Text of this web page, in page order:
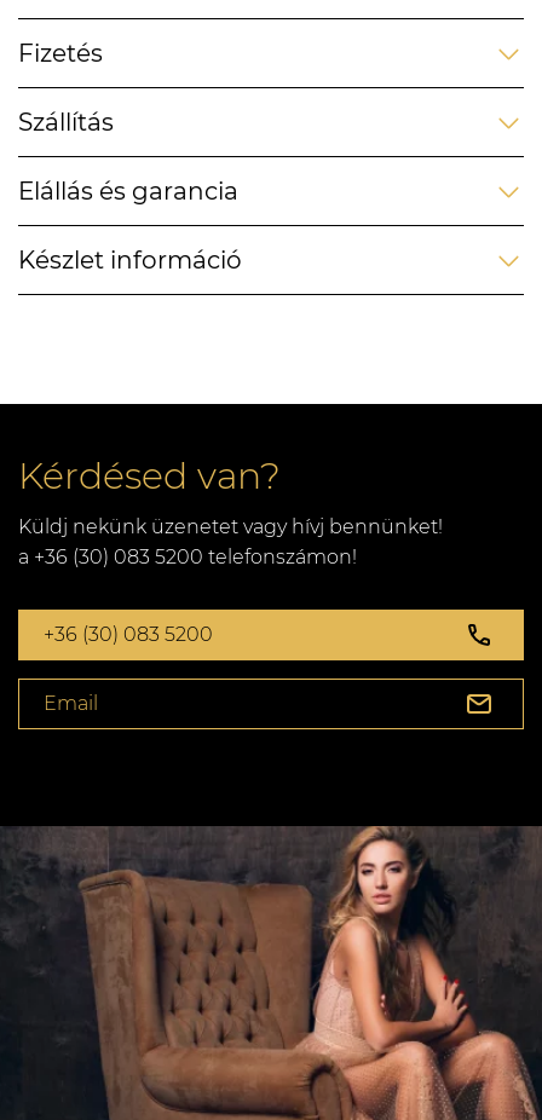
Fizetés
Szállítás
Elállás és garancia
Készlet információ
Kérdésed van?
Küldj nekünk üzenetet vagy hívj bennünket!
a +36 (30) 083 5200 telefonszámon!
+36 (30) 083 5200
Email